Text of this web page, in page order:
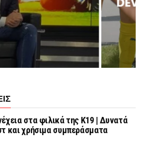
στα φιλικά της Κ19 | Δυνατά
και χρήσιμα συμπεράσματα